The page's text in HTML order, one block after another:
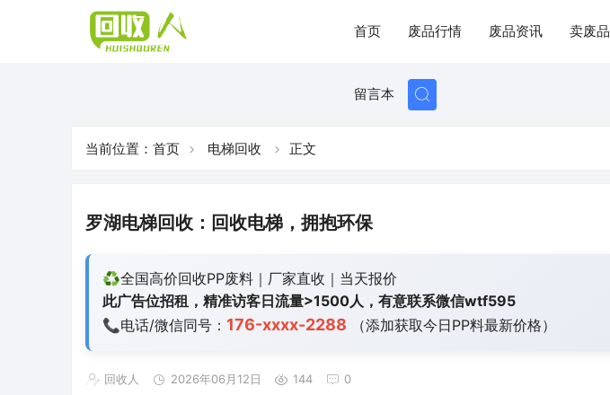
首页 废品行情 废品资讯 卖废品
留言本
当前位置： 首页 电梯回收 正文
罗湖电梯回收：回收电梯，拥抱环保
♻️全国高价回收PP废料｜厂家直收｜当天报价
此广告位招租，精准访客日流量>1500人，有意联系微信wtf595
📞电话/微信同号： 176-xxxx-2288 （添加获取今日PP料最新价格）
回收人 2026年06月12日 144 0